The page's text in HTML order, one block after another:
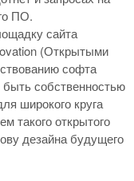
ПО.
сайта
(Открытыми
софта
собственностью
широкого круга
такого открытого
дезайна будущего